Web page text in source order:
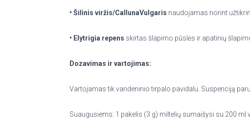
• Šilinis viržis/CallunaVulgaris naudojamas norint
• Elytrigia repens skirtas šlapimo pūslės ir apatinių
Dozavimas ir vartojimas:
Vartojamas tik vandeninio tirpalo pavidalu. Suspenciją
Suaugusiems: 1 pakelis (3 g) miltelių sumaišysi su 200 ml